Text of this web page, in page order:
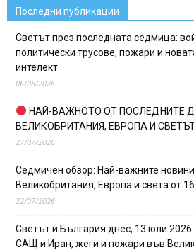
Последни публикации
Светът през последната седмица:
политически трусове, пожари и
интелект
06/08/2026
НАЙ-ВАЖНОТО ОТ ПОСЛЕДНИТЕ
ВЕЛИКОБРИТАНИЯ, ЕВРОПА И
27/07/2026
Седмичен обзор: Най-важните
Великобритания, Европа и света от
22/07/2026
Светът и България днес, 13 юли
САЩ и Иран, жеги и пожари във